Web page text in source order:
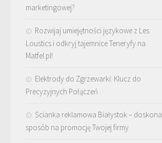
marketingowej?
Rozwijaj umiejętności językowe z Les
Loustics i odkryj tajemnice Teneryfy na
Matfel.pl!
Elektrody do Zgrzewarki: Klucz do
Precyzyjnych Połączeń
Ścianka reklamowa Białystok –
sposób na promocję Twojej firmy